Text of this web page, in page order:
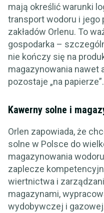
mają określić warunki
transport wodoru i jego
zakładów Orlenu. To
gospodarka –
nie kończy się na
magazynowania nawet
pozostaje „na papierze”.
Kawerny solne i
Orlen zapowiada, że
solne w Polsce do
magazynowania
zaplecze
wiertnictwa i
magazynami,
wydobywczej i